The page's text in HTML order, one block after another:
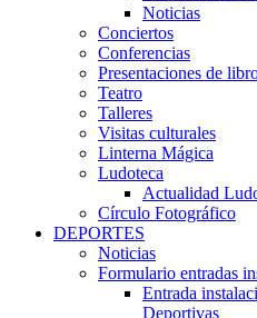
Noticias
Conciertos
Conferencias
Presentaciones de
Teatro
Talleres
Visitas culturales
Linterna Mágica
Ludoteca
Actualidad
Círculo Fotográfico
DEPORTES
Noticias
Formulario entradas
Entrada
Deportivas